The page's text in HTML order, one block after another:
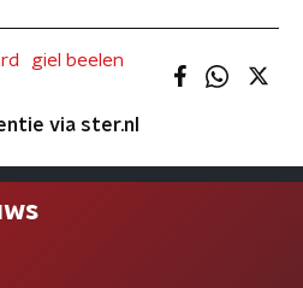
giel beelen
via ster.nl